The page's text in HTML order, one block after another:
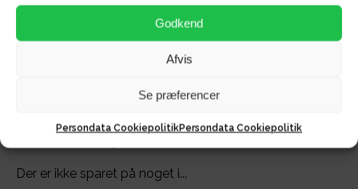
Godkend
Afvis
Se præferencer
Persondata CookiepolitikPersondata Cookiepolitik
Velkommen til Rygård Park på solsiden af Aalborg/
Her finder du et af byens flotteste og mest lækre
Rækkehusenes placering, størrelse og type gør dem
helt unikke, hvorfor der enorm stor efterspørgsel efter
Der er ikke sparet på noget i...